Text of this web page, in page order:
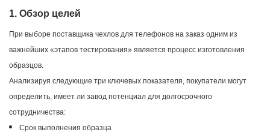
1. Обзор целей
При выборе поставщика чехлов для телефонов на заказ одним из
важнейших «этапов тестирования» является процесс изготовления
образцов.
Анализируя следующие три ключевых показателя, покупатели могут
определить, имеет ли завод потенциал для долгосрочного
сотрудничества:
Срок выполнения образца